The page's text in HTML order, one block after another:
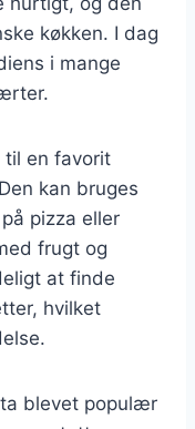
køkken. I dag
i mange
til en favorit
kan bruges
pizza eller
frugt og
at finde
hvilket
blevet populær